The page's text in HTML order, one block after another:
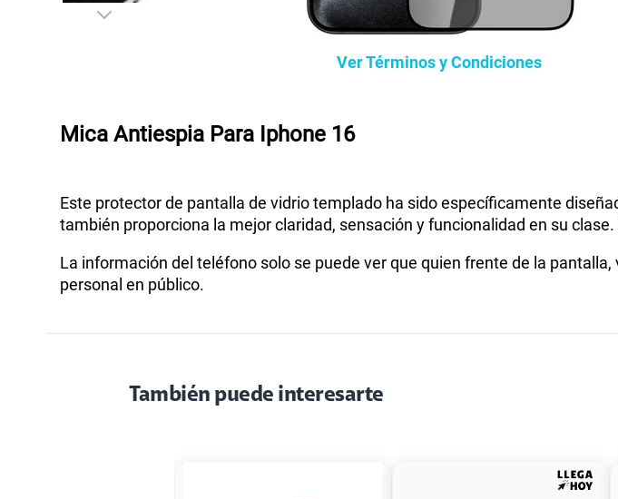
Ver Términos y Condiciones
Mica Antiespia Para Iphone 16
Este protector de pantalla de vidrio templado ha sido específicamente
también proporciona la mejor claridad, sensación y funcionalidad en su
La información del teléfono solo se puede ver que quien frente de la
personal en público.
También puede interesarte